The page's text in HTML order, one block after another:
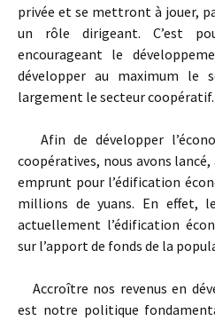
privée et se mettront à jouer,
un rôle dirigeant. C’est
encourageant le
dévelop­per au maximum le
largement le secteur coopératif.
Afin de développer
coopératives, nous avons lancé,
emprunt pour l’édifica­tion
millions de yuans. En effet,
actuellement l’édification
sur l’apport de fonds de la
Accroître nos revenus en
est notre politique